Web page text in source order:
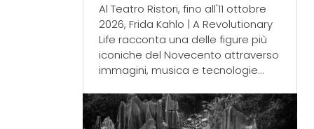
Al Teatro Ristori, fino all'11 ottobre
2026, Frida Kahlo | A Revolutionary
Life racconta una delle figure più
iconiche del Novecento attraverso
immagini, musica e tecnologie...